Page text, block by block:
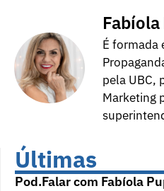
É formada
pela UBC,
Marketing
Últimas
Pod.Falar com Fabíola